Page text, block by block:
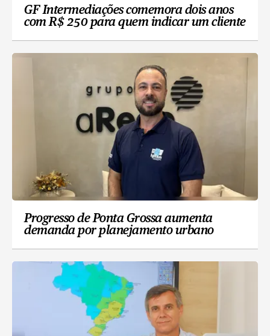
GF Intermediações comemora dois anos
com R$ 250 para quem indicar um cliente
Progresso de Ponta Grossa aumenta
demanda por planejamento urbano